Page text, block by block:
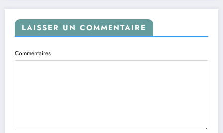
LAISSER UN COMMENTAIRE
Commentaires